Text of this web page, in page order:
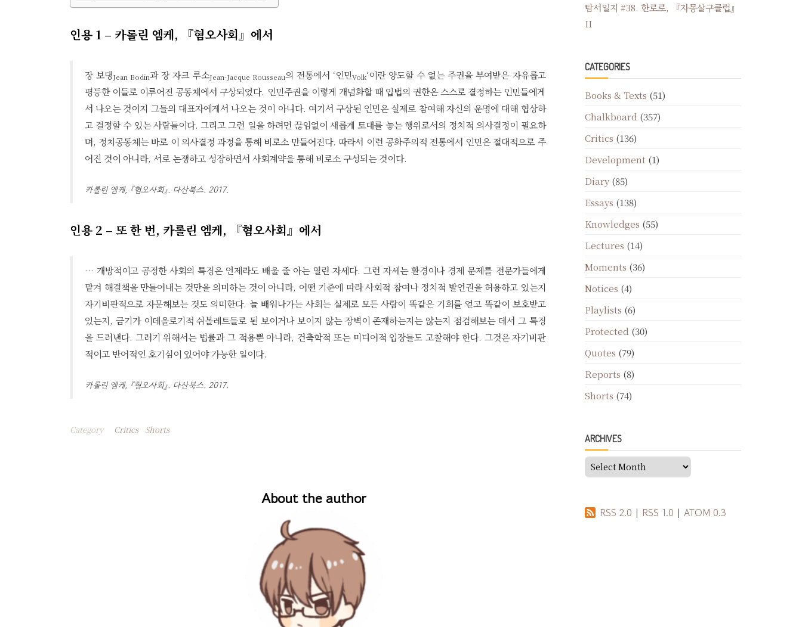
인용 1 – 카롤린 엠케, 『혐오사회』에서
장 보댕Jean Bodin과 장 자크 루소Jean-Jacque Rousseau의 전통에서 ‘인민Volk‘이란 양도할 수 없는 주권을 부여받은 자유롭고
평등한 이들로 이루어진 공동체에서 구상되었다. 인민주권을 이렇게 개념화할 때 입법의 권한은 스스로 결정하는 인민들에게
서 나오는 것이지 그들의 대표자에게서 나오는 것이 아니다. 여기서 구상된 인민은 실제로 참여해 자신의 운명에 대해 협상하
고 결정할 수 있는 사람들이다. 그리고 그런 일을 하려면 끊임없이 새롭게 토대를 놓는 행위로서의 정치적 의사결정이 필요하
며, 정치공동체는 바로 이 의사결정 과정을 통해 비로소 만들어진다. 따라서 이런 공화주의적 전통에서 인민은 절대적으로 주
어진 것이 아니라, 서로 논쟁하고 성장하면서 사회계약을 통해 비로소 구성되는 것이다.
카롤린 엠케, 『혐오사회』. 다산북스. 2017.
인용 2 – 또 한 번, 카롤린 엠케, 『혐오사회』에서
… 개방적이고 공정한 사회의 특징은 언제라도 배울 줄 아는 열린 자세다. 그런 자세는 환경이나 경제 문제를 전문가들에게
맡겨 해결책을 만들어내는 것만을 의미하는 것이 아니라, 어떤 기준에 따라 사회적 참여나 정치적 발언권을 허용하고 있는지
자기비판적으로 자문해보는 것도 의미한다. 늘 배워나가는 사회는 실제로 모든 사람이 똑같은 기회를 얻고 똑같이 보호받고
있는지, 금기가 이데올로기적 쉬볼레트들로 된 보이거나 보이지 않는 장벽이 존재하는지는 않는지 점검해보는 데서 그 특징
을 드러낸다. 그러기 위해서는 법률과 그 적용뿐 아니라, 건축학적 또는 미디어적 입장들도 고찰해야 한다. 그것은 자기비판
적이고 반어적인 호기심이 있어야 가능한 일이다.
카롤린 엠케, 『혐오사회』. 다산북스. 2017.
Category Critics Shorts
About the author
탐서일지 #38. 한로로, 『자몽살구클럽』
II
CATEGORIES
Books & Texts (51)
Chalkboard (357)
Critics (136)
Development (1)
Diary(85)
Essays (138)
Knowledges (55)
Lectures (14)
Moments (36)
Notices (4)
Playlists (6)
Protected (30)
Quotes (79)
Reports (8)
Shorts (74)
ARCHIVES
Archives
RSS 2.0 | RSS 1.0 | ATOM 0.3